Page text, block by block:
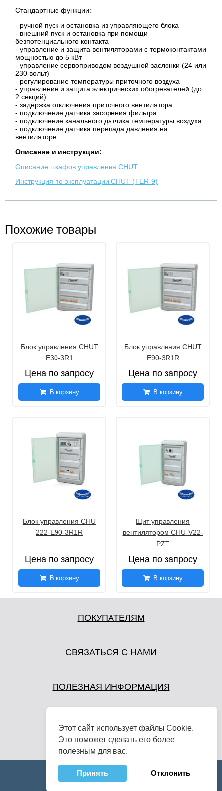
Стандартные функции:
- ручной пуск и остановка из управляющего блока
- внешний пуск и остановка при помощи
безпотенциального контакта
- управление и защита вентиляторами с термоконтактами
мощностью до 5 кВт
- управление сервоприводом воздушной заслонки (24 или
230 вольт)
- регулирование температуры приточного воздуха
- управление и защита электрических обогревателей (до
2 секций)
- задержка отключения приточного вентилятора
- подключение датчика засорения фильтра
- подключение канального датчика температуры воздуха
- подключение датчика перепада давления на
вентиляторе
Описание и инструкции:
Описание шкафов управления CHUT
Инструкция по эксплуатации CHUT (TER-9)
Похожие товары
Блок управления CHUT
E30-3R1
Цена по запросу
В корзину
Блок управления CHUT
E90-3R1R
Цена по запросу
В корзину
Блок управления CHU
222-E90-3R1R
Цена по запросу
В корзину
Щит управления
вентилятором CHU-V22-
PZT
Цена по запросу
В корзину
ПОКУПАТЕЛЯМ
СВЯЗАТЬСЯ С НАМИ
ПОЛЕЗНАЯ ИНФОРМАЦИЯ
Этот сайт использует файлы Cookie.
Это поможет сделать его более
полезным для вас.
Принять Отклонить